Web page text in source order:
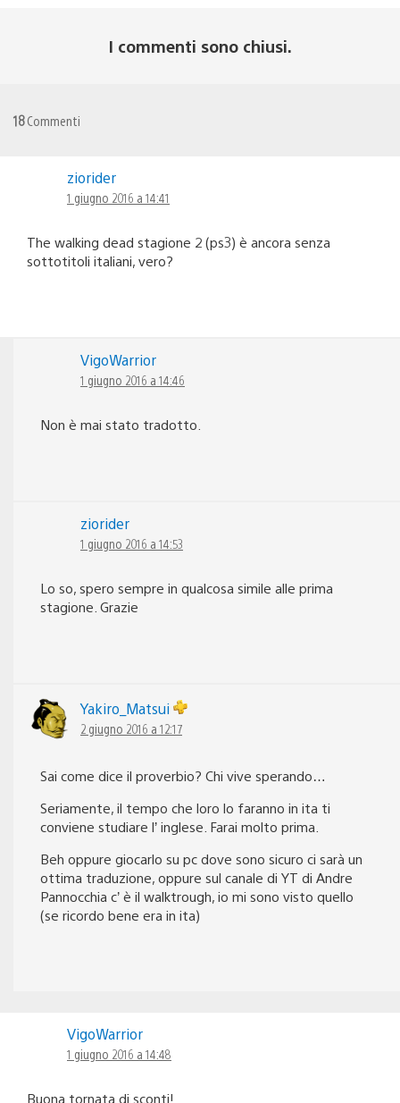
I commenti sono chiusi.
18Commenti
ziorider
1 giugno 2016 a 14:41
The walking dead stagione 2 (ps3) è ancora senza
sottotitoli italiani, vero?
VigoWarrior
1 giugno 2016 a 14:46
Non è mai stato tradotto.
ziorider
1 giugno 2016 a 14:53
Lo so, spero sempre in qualcosa simile alle prima
stagione. Grazie
Yakiro_Matsui
2 giugno 2016 a 12:17
Sai come dice il proverbio? Chi vive sperando…
Seriamente, il tempo che loro lo faranno in ita ti
conviene studiare l’ inglese. Farai molto prima.
Beh oppure giocarlo su pc dove sono sicuro ci sarà un
ottima traduzione, oppure sul canale di YT di Andre
Pannocchia c’ è il walktrough, io mi sono visto quello
(se ricordo bene era in ita)
VigoWarrior
1 giugno 2016 a 14:48
Buona tornata di sconti!